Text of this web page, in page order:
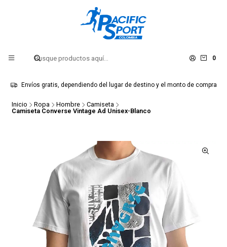
0
Envíos gratis, dependiendo del lugar de destino y el monto de compra
Inicio Ropa Hombre
Camiseta
Camiseta Converse Vintage Ad Unisex-Blanco